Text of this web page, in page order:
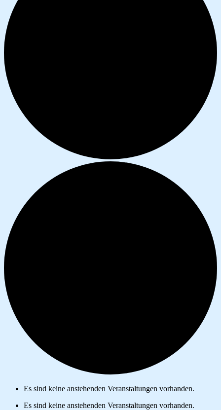
Es sind keine anstehenden Veranstaltungen vorhanden.
Es sind keine anstehenden Veranstaltungen vorhanden.